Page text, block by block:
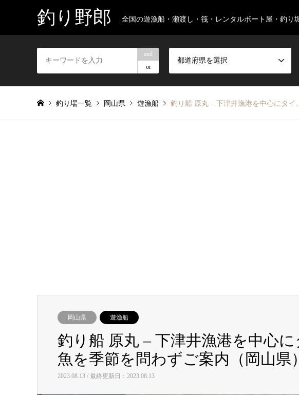
釣り野郎 全国の遊漁船・瀬渡し・筏・レンタルボート屋・釣り
and
or
都道府県を選択
釣り場一覧 岡山県 遊漁船 釣り船 原丸 – 下津井漁港を中心にタイ
岡山県 遊漁船
釣り船 原丸 – 下津井漁港を中心
魚を季節を問わずご案内（岡山県）
2023.08.13 / 最終更新日：2023.08.13